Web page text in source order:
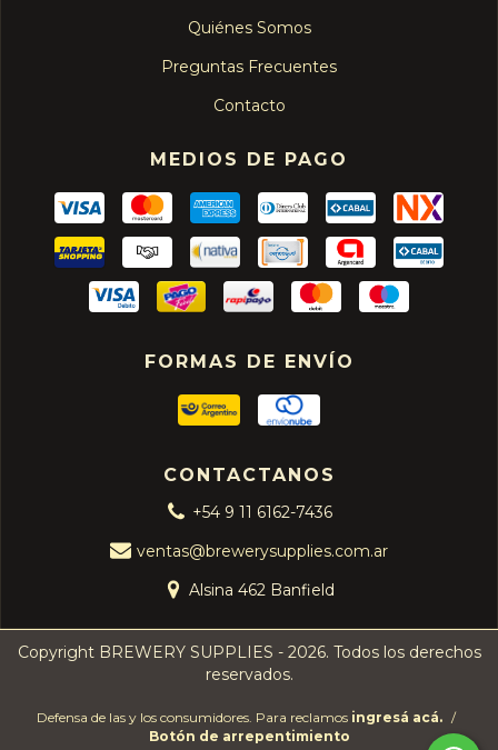
Quiénes Somos
Preguntas Frecuentes
Contacto
MEDIOS DE PAGO
FORMAS DE ENVÍO
CONTACTANOS
+54 9 11 6162-7436
ventas@brewerysupplies.com.ar
Alsina 462 Banfield
Copyright BREWERY SUPPLIES - 2026. Todos los derechos
reservados.
Defensa de las y los consumidores. Para reclamos ingresá acá. /
Botón de arrepentimiento